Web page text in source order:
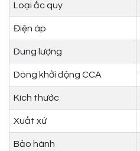
Loại ắc quy
Điện áp
Dung lượng
Dòng khởi động CCA
Kích thước
Xuất xứ
Bảo hành